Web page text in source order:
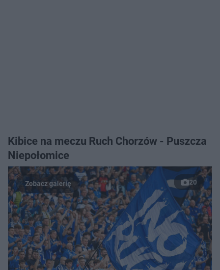
Kibice na meczu Ruch Chorzów - Puszcza
Niepołomice
20